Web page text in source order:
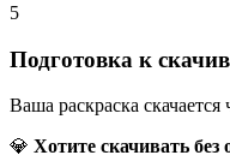
5
Подготовка к
Ваша раскраска скачается
💎 Хотите скачивать без